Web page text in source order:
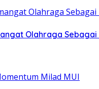
Olahraga